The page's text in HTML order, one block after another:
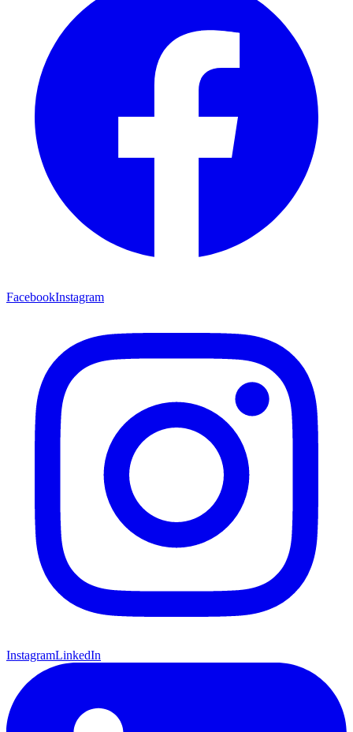
FacebookInstagram
InstagramLinkedIn